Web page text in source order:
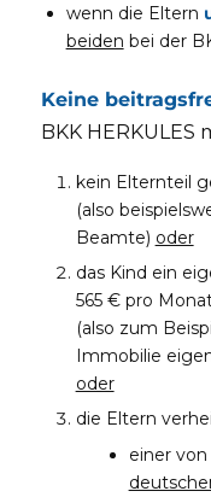
wenn die Eltern
beiden bei der
Keine
BKK HERKULES
kein Elternteil
(also
Beamte) oder
das Kind ein
565 € pro
(also zum
Immobilie
oder
die Eltern
einer